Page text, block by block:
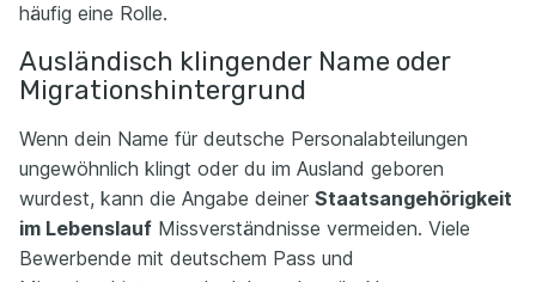
häufig eine Rolle.
Ausländisch klingender Name oder
Migrationshintergrund
Wenn dein Name für deutsche Personalabteilungen
ungewöhnlich klingt oder du im Ausland geboren
wurdest, kann die Angabe deiner Staatsangehörigkeit
im Lebenslauf Missverständnisse vermeiden. Viele
Bewerbende mit deutschem Pass und